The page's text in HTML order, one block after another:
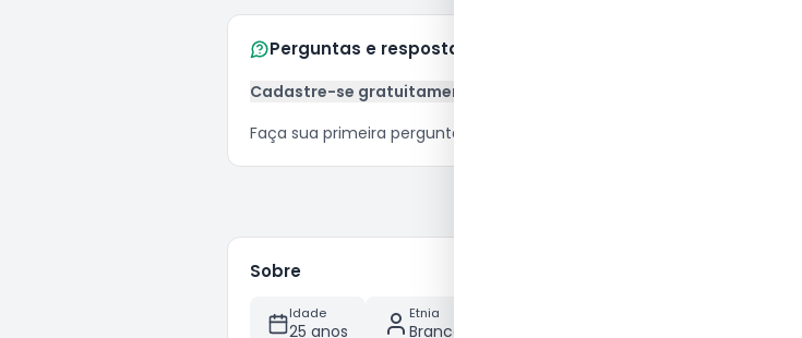
Perguntas e respostas
Cadastre-se gratuitamente
Faça sua primeira pergunta
Sobre
Idade
25 anos
Etnia
Branca